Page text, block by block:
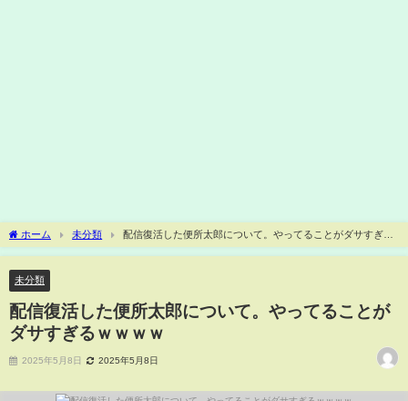
ホーム 未分類
配信復活した便所太郎について。やってることがダサすぎる
ｗｗｗｗ
未分類
配信復活した便所太郎について。やってることが
ダサすぎるｗｗｗｗ
2025年5月8日 2025年5月8日